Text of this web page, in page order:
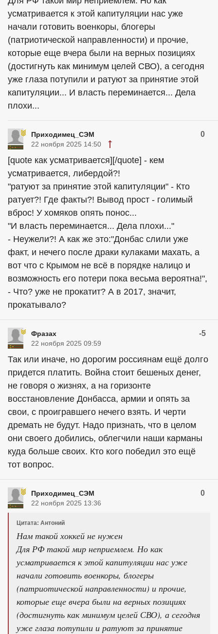
усматривается к этой капитуляции нас уже
начали готовить военкоры, блогеры
(патриотической направленности) и прочие,
которые еще вчера были на верных позициях
(достигнуть как минимум целей СВО), а сегодня
уже глаза потупили и ратуют за принятие этой
капитуляции... И власть переминается... Дела
плохи...
Приходимец_СЭМ 0
22 ноября 2025 14:50
[quote как усматривается][/quote] - кем
усматривается, либердой?!
"ратуют за принятие этой капитуляции" - Кто
ратует?! Где факты?! Вывод прост - голимый
вброс! У хомяков опять понос...
"И власть переминается... Дела плохи..."
- Неужели?! А как же это:"Донбас слили уже
факт, и нечего после драки кулаками махать, а
вот что с Крымом не всё в порядке налицо и
возможность его потери пока весьма вероятна!",
- Что? уже не прокатит? А в 2017, значит,
прокатывало?
Фразах -5
22 ноября 2025 09:59
Так или иначе, но дорогим россиянам ещё долго
придется платить. Война стоит бешеных денег,
не говоря о жизнях, а на горизонте
восстановление Донбасса, армии и опять за
свои, с проигравшего нечего взять. И черти
дремать не будут. Надо признать, что в целом
они своего добились, облегчили наши карманы
куда больше своих. Кто кого победил это ещё
тот вопрос.
Приходимец_СЭМ 0
22 ноября 2025 13:36
Цитата: Антоний
Нам такой хоккей не нужен
Для РФ такой мир неприемлем. Но как
усматривается к этой капитуляции нас уже
начали готовить военкоры, блогеры
(патриотической направленности) и прочие,
которые еще вчера были на верных позициях
(достигнуть как минимум целей СВО), а сегодня
уже глаза потупили и ратуют за принятие